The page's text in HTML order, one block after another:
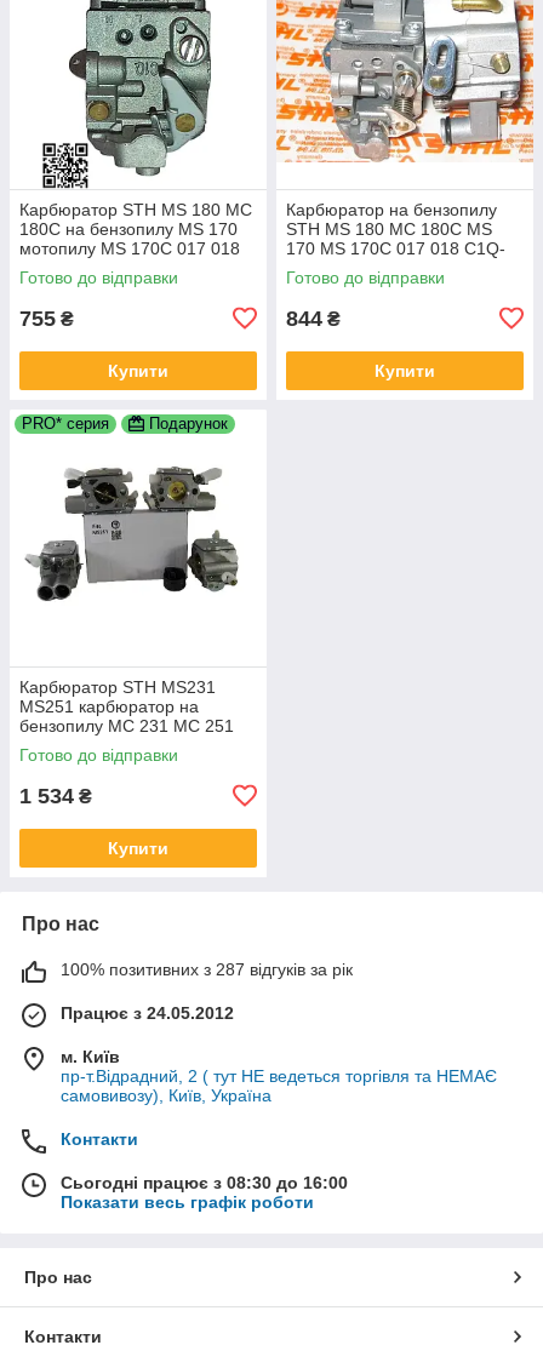
Карбюратор STH MS 180 МС
180C на бензопилу MS 170
мотопилу MS 170C 017 018
C1Q-S57H C1Q-S152E C1Q-
S137G 1130 120 0603
Готово до відправки
755 ₴
Купити
Карбюратор на бензопилу
STH MS 180 МС 180С MS
170 MS 170C 017 018 C1Q-
S152 11301200608 1130-120-
0608
Готово до відправки
844 ₴
Купити
PRO* серия Подарунок
Карбюратор STH MS231
MS251 карбюратор на
бензопилу МС 231 МС 251
C1Q-S295 C1Q-S296
11431200601 11431200631
Готово до відправки
1 534 ₴
Купити
Про нас
100% позитивних з 287 відгуків за рік
Працює з 24.05.2012
м. Київ
пр-т.Відрадний, 2 ( тут НЕ ведеться торгівля та НЕМАЄ
самовивозу), Київ, Україна
Контакти
Сьогодні працює з 08:30 до 16:00
Показати весь графік роботи
Про нас
Контакти